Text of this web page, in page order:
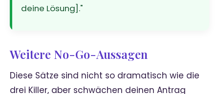
deine Lösung]."
Weitere No-Go-Aussagen
Diese Sätze sind nicht so dramatisch wie die
drei Killer, aber schwächen deinen Antrag